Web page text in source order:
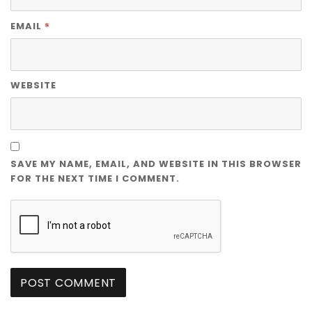
EMAIL *
WEBSITE
SAVE MY NAME, EMAIL, AND WEBSITE IN THIS BROWSER
FOR THE NEXT TIME I COMMENT.